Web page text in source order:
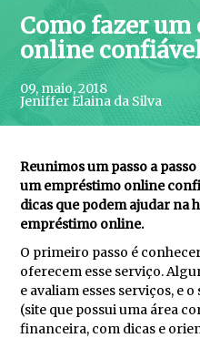
Como fazer
online
09, maio, 2018
Jeniffer Elaina da Silva
Reunimos um passo a
um empréstimo online
dicas que podem ajudar na
empréstimo online.
O primeiro passo é
oferecem esse serviço.
e avaliam esses serviços, e
(site que possui uma área
financeira, com dicas e